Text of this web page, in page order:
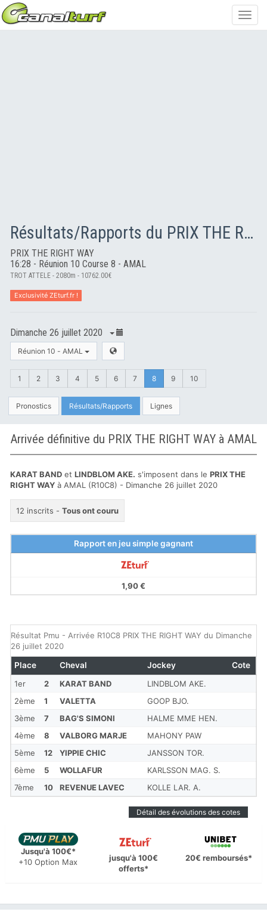
Résultats/Rapports du PRIX THE RIGHT WAY
PRIX THE RIGHT WAY
16:28 - Réunion 10 Course 8 - AMAL
TROT ATTELE - 2080m - 10762.00€
Exclusivité ZEturf.fr !
Dimanche 26 juillet 2020
Réunion 10 - AMAL
1 2 3 4 5 6 7 8 9 10
Pronostics Résultats/Rapports Lignes
Arrivée définitive du PRIX THE RIGHT WAY à AMAL
KARAT BAND et LINDBLOM AKE. s'imposent dans le PRIX THE
RIGHT WAY à AMAL (R10C8) - Dimanche 26 juillet 2020
12 inscrits - Tous ont couru
Rapport en jeu simple gagnant
1,90 €
Résultat Pmu - Arrivée R10C8 PRIX THE RIGHT WAY du Dimanche
26 juillet 2020
1er 2 KARAT BAND
LINDBLOM AKE.
2ème
1 VALETTA
GOOP BJO.
3ème
7 BAG'S SIMONI
HALME MME HEN.
4ème
8 VALBORG MARJE
MAHONY PAW
5ème
12 YIPPIE CHIC
JANSSON TOR.
6ème
5 WOLLAFUR
KARLSSON MAG. S.
7ème
10 REVENUE LAVEC KOLLE LAR. A.
Place Cheval Jockey Cote
Détail des évolutions des cotes
Jusqu'à 100€*
+10 Option Max
jusqu'à 100€
offerts*
20€ remboursés*